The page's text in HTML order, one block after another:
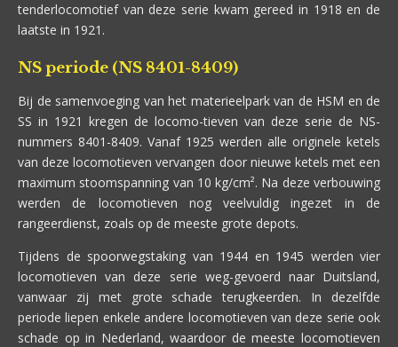
tenderlocomotief van deze serie kwam gereed in 1918 en de
laatste in 1921.
NS periode (NS 8401-8409)
Bij de samenvoeging van het materieelpark van de HSM en de
SS in 1921 kregen de locomo-tieven van deze serie de NS-
nummers 8401-8409. Vanaf 1925 werden alle originele ketels
van deze locomotieven vervangen door nieuwe ketels met een
maximum stoomspanning van 10 kg/cm². Na deze verbouwing
werden de locomotieven nog veelvuldig ingezet in de
rangeerdienst, zoals op de meeste grote depots.
Tijdens de spoorwegstaking van 1944 en 1945 werden vier
locomotieven van deze serie weg-gevoerd naar Duitsland,
vanwaar zij met grote schade terugkeerden. In dezelfde
periode liepen enkele andere locomotieven van deze serie ook
schade op in Nederland, waardoor de meeste locomotieven